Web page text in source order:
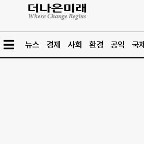
뉴스 경제 사회 환경 공익 국제